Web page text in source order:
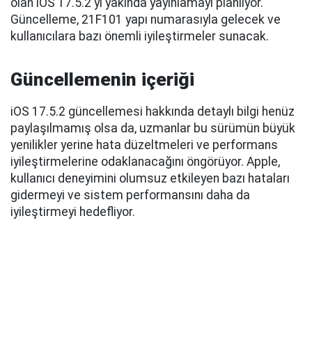
olan iOS 17.5.2'yi yakında yayınlamayı planlıyor.
Güncelleme, 21F101 yapı numarasıyla gelecek ve
kullanıcılara bazı önemli iyileştirmeler sunacak.
Güncellemenin içeriği
iOS 17.5.2 güncellemesi hakkında detaylı bilgi henüz
paylaşılmamış olsa da, uzmanlar bu sürümün büyük
yenilikler yerine hata düzeltmeleri ve performans
iyileştirmelerine odaklanacağını öngörüyor. Apple,
kullanıcı deneyimini olumsuz etkileyen bazı hataları
gidermeyi ve sistem performansını daha da
iyileştirmeyi hedefliyor.